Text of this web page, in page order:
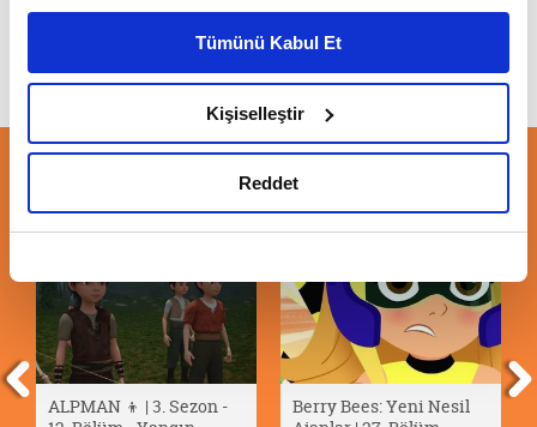
Çerezlere ilişkin tercihlerinizi çerez paneli vasıtasıyla
belirleyebilirsiniz. Çerezlere ilişkin detaylı bilgi için
Ayarlar butonuna tıklayabilir,Çerez Bilgilendirme
Metnimizi ziyaret edebilirsiniz.
hazırlanmış olan İnternet Sitesi Aydınlatma Metnimizi
okumak ve sitemizi ziyaretiniz kapsamında
gerçekleştirilen veri işleme faaliyetleri ile ilgili daha
Tümünü Kabul Et
Kişiselleştir
Reddet
ÖNERİLEN VİDEOLAR
ALPMAN 👦 | 3. Sezon -
Berry Bees: Yeni Nesil